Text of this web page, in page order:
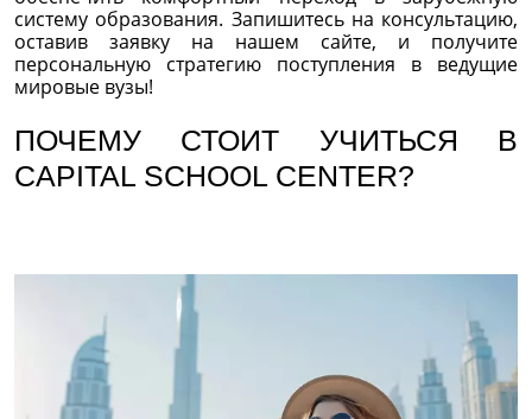
систему образования. Запишитесь на консультацию,
оставив заявку на нашем сайте, и получите
персональную стратегию поступления в ведущие
мировые вузы!
ПОЧЕМУ СТОИТ УЧИТЬСЯ В
CAPITAL SCHOOL CENTER?